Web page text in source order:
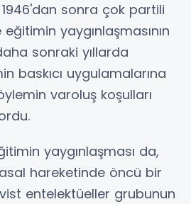
sonra çok partili
yaygınlaşmasının
sonraki yıllarda
baskıcı uygulamalarına
varoluş koşulları
yaygınlaşması da,
hareketinde öncü bir
entelektüeller grubunun